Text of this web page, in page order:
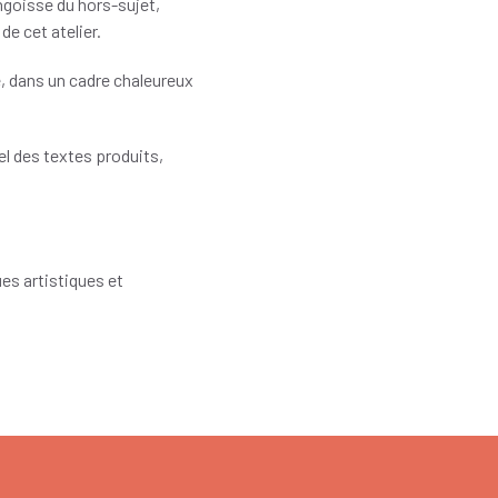
cet atelier.
un cadre chaleureux
des textes produits,
artistiques et